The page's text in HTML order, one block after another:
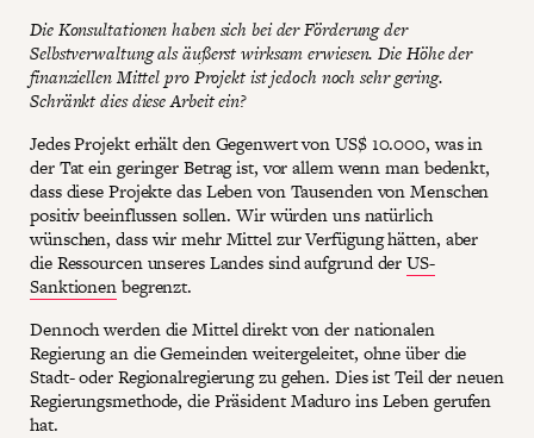
Die Konsultationen haben sich bei der Förderung der
Selbstverwaltung als äußerst wirksam erwiesen. Die Höhe der
finanziellen Mittel pro Projekt ist jedoch noch sehr gering.
Schränkt dies diese Arbeit ein?
Jedes Projekt erhält den Gegenwert von US$ 10.000, was in
der Tat ein geringer Betrag ist, vor allem wenn man bedenkt,
dass diese Projekte das Leben von Tausenden von Menschen
positiv beeinflussen sollen. Wir würden uns natürlich
wünschen, dass wir mehr Mittel zur Verfügung hätten, aber
die Ressourcen unseres Landes sind aufgrund derUS-
Sanktionenbegrenzt.
Dennoch werden die Mittel direkt von der nationalen
Regierung an die Gemeinden weitergeleitet, ohne über die
Stadt- oder Regionalregierung zu gehen. Dies ist Teil der neuen
Regierungsmethode, die Präsident Maduro ins Leben gerufen
hat.